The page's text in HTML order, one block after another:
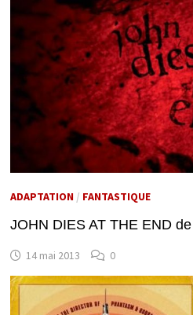
ADAPTATION/ FANTASTIQUE
JOHN DIES AT THE END
14 mai 2013 0